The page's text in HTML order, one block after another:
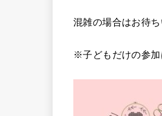
混雑の場合はお待
※子どもだけの参加